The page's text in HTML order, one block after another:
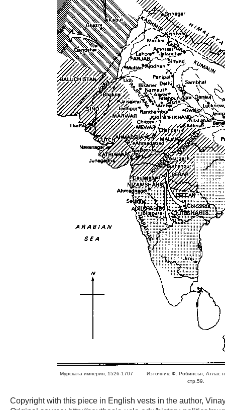
Мурската империя, 1526-1707 Източник: Ф. Робинсън, Атлас
стр.59.
Copyright with this piece in English vests in the author,